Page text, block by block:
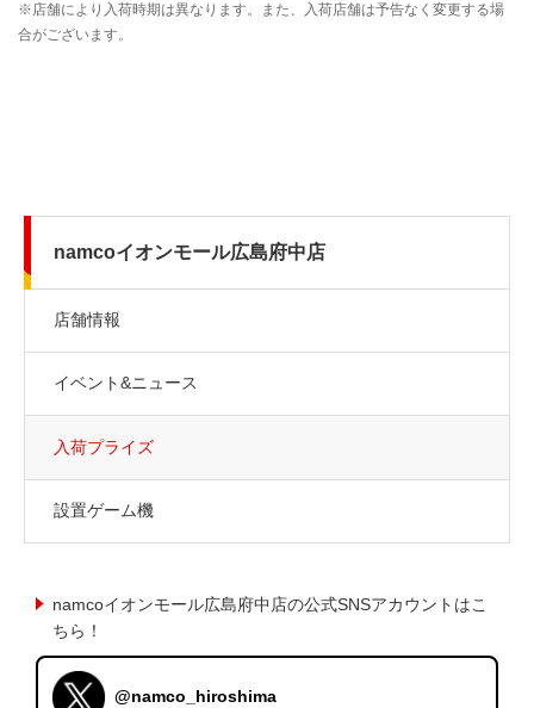
namcoイオンモール広島府中店
店舗情報
イベント&ニュース
入荷プライズ
設置ゲーム機
namcoイオンモール広島府中店の公式SNSアカウントはこ
ちら！
@namco_hiroshima